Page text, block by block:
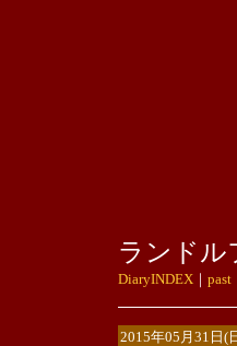
ランドル
DiaryINDEX｜ past
2015年05月31日(